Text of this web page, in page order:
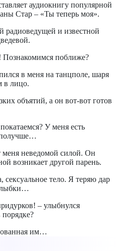
аудиокнигу популярной
Стар – «Ты теперь моя».
радиоведущей и известной
Познакомимся поближе?
в меня на танцполе, шаря
в лицо.
объятий, а он вот-вот готов
У меня есть
меня неведомой силой. Он
возникает другой парень.
сексуальное тело. Я теряю дар
– улыбнулся
им…